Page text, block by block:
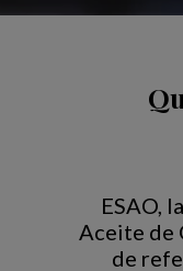
ESAO,
Aceite de
de